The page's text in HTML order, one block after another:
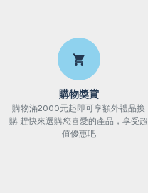
購物獎賞
購物滿2000元起即可享額外禮品換
購 趕快來選購您喜愛的產品，享受超
值優惠吧